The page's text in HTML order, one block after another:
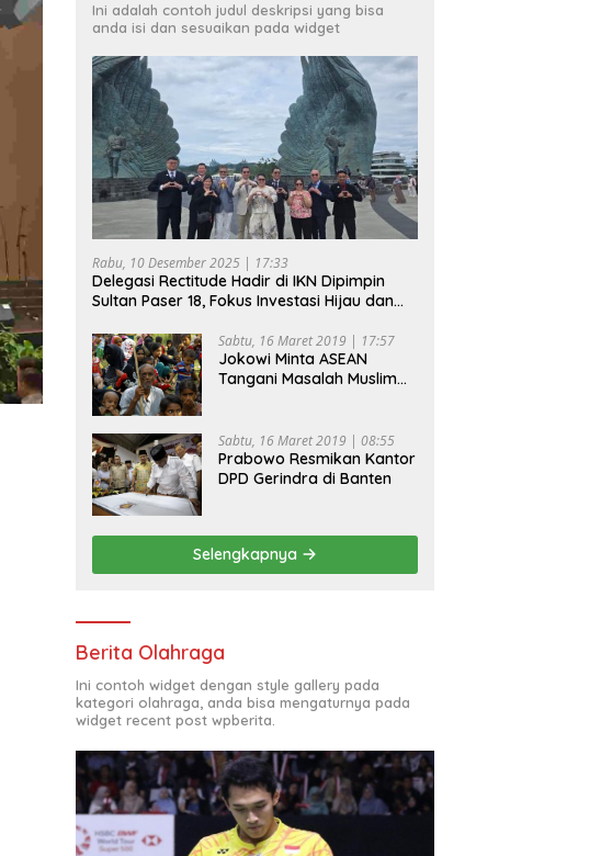
Ini adalah contoh judul deskripsi yang bisa
anda isi dan sesuaikan pada widget
Rabu, 10 Desember 2025 | 17:33
Delegasi Rectitude Hadir di IKN Dipimpin
Sultan Paser 18, Fokus Investasi Hijau dan
Sabtu, 16 Maret 2019 | 17:57
Jokowi Minta ASEAN
Tangani Masalah Muslim
Sabtu, 16 Maret 2019 | 08:55
Prabowo Resmikan Kantor
DPD Gerindra di Banten
Selengkapnya
Berita Olahraga
Ini contoh widget dengan style gallery pada
kategori olahraga, anda bisa mengaturnya pada
widget recent post wpberita.